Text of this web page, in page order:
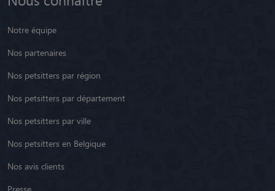
Notre équipe
Nos partenaires
Nos petsitters par région
Nos petsitters par département
Nos petsitters par ville
Nos petsitters en Belgique
Nos avis clients
Presse